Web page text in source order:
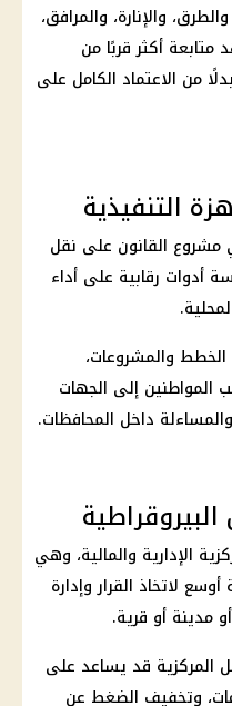
والإنارة، والمرافق،
أكثر قربًا من
من الاعتماد الكامل على
التنفيذية
مشروع القانون على نقل
أدوات رقابية على أداء
والمشروعات،
المواطنين إلى الجهات
داخل المحافظات.
الإدارية والمالية، وهي
لاتخاذ القرار وإدارة
مدينة أو قرية.
المركزية قد يساعد على
وتخفيف الضغط عن